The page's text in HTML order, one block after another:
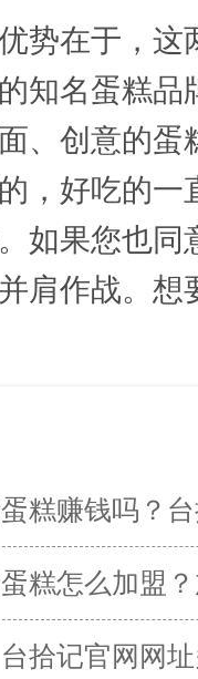
在于，这
知名蛋糕品
、创意的蛋
，好吃的一
如果您也同
肩作战。想
糕赚钱吗？
糕怎么加盟
拾记官网网